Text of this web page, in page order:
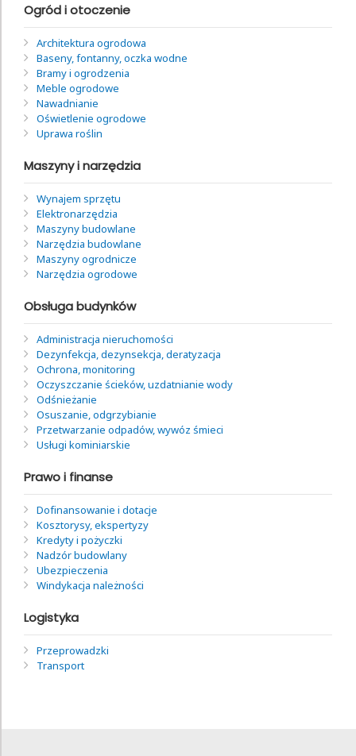
Ogród i otoczenie
Architektura ogrodowa
Baseny, fontanny, oczka wodne
Bramy i ogrodzenia
Meble ogrodowe
Nawadnianie
Oświetlenie ogrodowe
Uprawa roślin
Maszyny i narzędzia
Wynajem sprzętu
Elektronarzędzia
Maszyny budowlane
Narzędzia budowlane
Maszyny ogrodnicze
Narzędzia ogrodowe
Obsługa budynków
Administracja nieruchomości
Dezynfekcja, dezynsekcja, deratyzacja
Ochrona, monitoring
Oczyszczanie ścieków, uzdatnianie wody
Odśnieżanie
Osuszanie, odgrzybianie
Przetwarzanie odpadów, wywóz śmieci
Usługi kominiarskie
Prawo i finanse
Dofinansowanie i dotacje
Kosztorysy, ekspertyzy
Kredyty i pożyczki
Nadzór budowlany
Ubezpieczenia
Windykacja należności
Logistyka
Przeprowadzki
Transport